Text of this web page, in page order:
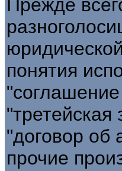
Прежде
понятия
"третейская
"договор об
прочие